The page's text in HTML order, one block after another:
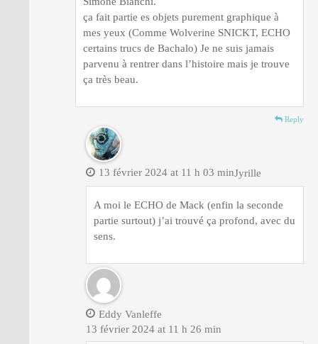
ça fait partie es objets purement graphique à
mes yeux (Comme Wolverine SNICKT, ECHO
certains trucs de Bachalo) Je ne suis jamais
parvenu à rentrer dans l’histoire mais je trouve
ça très beau.
Reply
Jyrille
13 février 2024 at 11 h 03 min
A moi le ECHO de Mack (enfin la seconde
partie surtout) j’ai trouvé ça profond, avec du
sens.
Eddy Vanleffe
13 février 2024 at 11 h 26 min